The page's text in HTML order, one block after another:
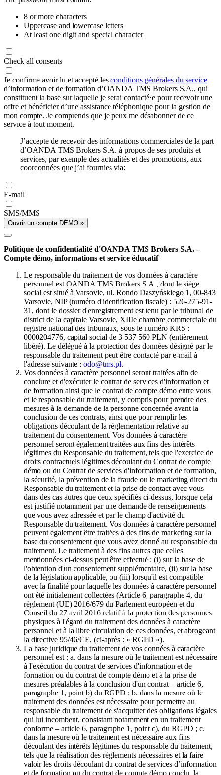
8 or more characters
Uppercase and lowercase letters
At least one digit and special character
Check all consents
Je confirme avoir lu et accepté les conditions générales du service
d’information et de formation d’OANDA TMS Brokers S.A., qui
constituent la base sur laquelle je serai contacté·e pour recevoir une
offre et bénéficier d’une assistance téléphonique pour la gestion de
mon compte. Je comprends que je peux me désabonner de ce
service à tout moment.
J’accepte de recevoir des informations commerciales de la part
d’OANDA TMS Brokers S.A. à propos de ses produits et
services, par exemple des actualités et des promotions, aux
coordonnées que j’ai fournies via:
E-mail
SMS/MMS
Ouvrir un compte DÉMO »
Politique de confidentialité d'OANDA TMS Brokers S.A. –
Compte démo, informations et service éducatif
Le responsable du traitement de vos données à caractère
personnel est OANDA TMS Brokers S.A., dont le siège
social est situé à Varsovie, ul. Rondo Daszyńskiego 1, 00-843
Varsovie, NIP (numéro d'identification fiscale) : 526-275-91-
31, dont le dossier d'enregistrement est tenu par le tribunal de
district de la capitale Varsovie, XIIIe chambre commerciale du
registre national des tribunaux, sous le numéro KRS :
0000204776, capital social de 3 537 560 PLN (entièrement
libéré). Le délégué à la protection des données désigné par le
responsable du traitement peut être contacté par e-mail à
l'adresse suivante : odo@tms.pl.
Vos données à caractère personnel seront traitées afin de
conclure et d'exécuter le contrat de services d'information et
de formation ainsi que le contrat de compte démo entre vous
et le responsable du traitement, y compris pour prendre des
mesures à la demande de la personne concernée avant la
conclusion de ces contrats, ainsi que pour remplir les
obligations découlant de la réglementation relative au
traitement du consentement. Vos données à caractère
personnel seront également traitées aux fins des intérêts
légitimes du Responsable du traitement, tels que l'exercice de
droits contractuels légitimes découlant du Contrat de compte
démo ou du Contrat de services d'information et de formation,
la sécurité, la prévention de la fraude ou le marketing direct du
Responsable du traitement et la prise de contact avec vous
dans des cas autres que ceux spécifiés ci-dessus, lorsque cela
est justifié notamment par une demande de renseignements
que vous avez adressée et par le champ d'activité du
Responsable du traitement. Vos données à caractère personnel
peuvent également être traitées à des fins de marketing sur la
base du consentement que vous avez donné au responsable du
traitement. Le traitement à des fins autres que celles
mentionnées ci-dessus peut être effectué : (i) sur la base de
l'obtention d'un consentement supplémentaire, (ii) sur la base
de la législation applicable, ou (iii) lorsqu'il est compatible
avec la finalité pour laquelle les données à caractère personnel
ont été initialement collectées (Article 6, paragraphe 4, du
règlement (UE) 2016/679 du Parlement européen et du
Conseil du 27 avril 2016 relatif à la protection des personnes
physiques à l'égard du traitement des données à caractère
personnel et à la libre circulation de ces données, et abrogeant
la directive 95/46/CE, (ci-après : « RGPD »).
La base juridique du traitement de vos données à caractère
personnel est : a. dans la mesure où le traitement est nécessaire
à l'exécution du contrat de services d'information et de
formation ou du contrat de compte démo et à la prise de
mesures préalables à la conclusion d'un contrat – article 6,
paragraphe 1, point b) du RGPD ; b. dans la mesure où le
traitement des données est nécessaire pour permettre au
responsable du traitement de s'acquitter des obligations légales
qui lui incombent, consistant notamment en un traitement
conforme – article 6, paragraphe 1, point c), du RGPD ; c.
dans la mesure où le traitement est nécessaire aux fins
découlant des intérêts légitimes du responsable du traitement,
tels que la réalisation des règlements nécessaires et la faire
valoir les droits découlant du contrat de services d’information
et de formation ou du contrat de compte démo conclu, la